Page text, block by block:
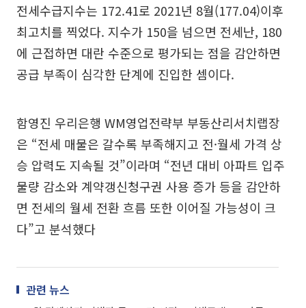
전세수급지수는 172.41로 2021년 8월(177.04)이후
최고치를 찍었다. 지수가 150을 넘으면 전세난, 180
에 근접하면 대란 수준으로 평가되는 점을 감안하면
공급 부족이 심각한 단계에 진입한 셈이다.
함영진 우리은행 WM영업전략부 부동산리서치랩장
은 “전세 매물은 갈수록 부족해지고 전·월세 가격 상
승 압력도 지속될 것”이라며 “전년 대비 아파트 입주
물량 감소와 계약갱신청구권 사용 증가 등을 감안하
면 전세의 월세 전환 흐름 또한 이어질 가능성이 크
다”고 분석했다
관련 뉴스